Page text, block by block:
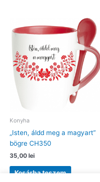
Konyha
„Isten, áldd meg a magyart”
bögre CH350
35,00 lei
Kosárba teszem